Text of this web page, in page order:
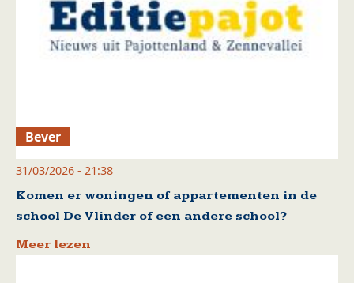
Bever
31/03/2026 - 21:38
Komen er woningen of appartementen in de
school De Vlinder of een andere school?
Meer lezen